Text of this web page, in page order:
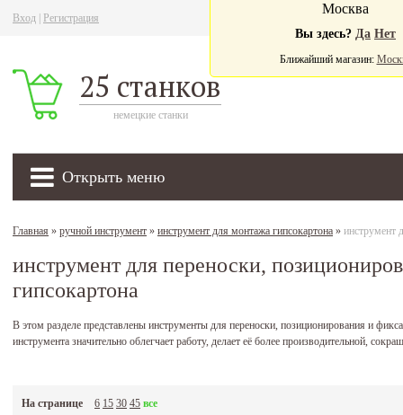
Вход Регистрация
25 станков
немецкие станки
Открыть меню
Москва
Вы здесь? Да Нет
Ближайший магазин:
Главная » ручной инструмент » инструмент для монтажа гипсокартона » инструмент
инструмент для переноски,
гипсокартона
В этом разделе представлены инструменты для переноски, позиционирования и
инструмента значительно облегчает работу, делает её более производительной,
На странице 6 15 30 45 все